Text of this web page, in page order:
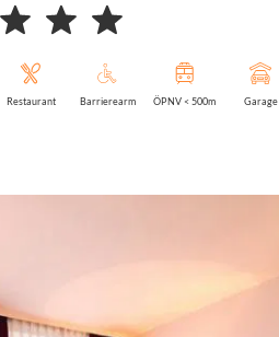
Restaurant Barrierearm ÖPNV < 500m Garage